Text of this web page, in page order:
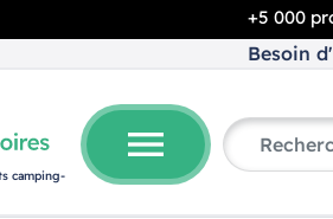
+5 000
Besoin
camping-
menu